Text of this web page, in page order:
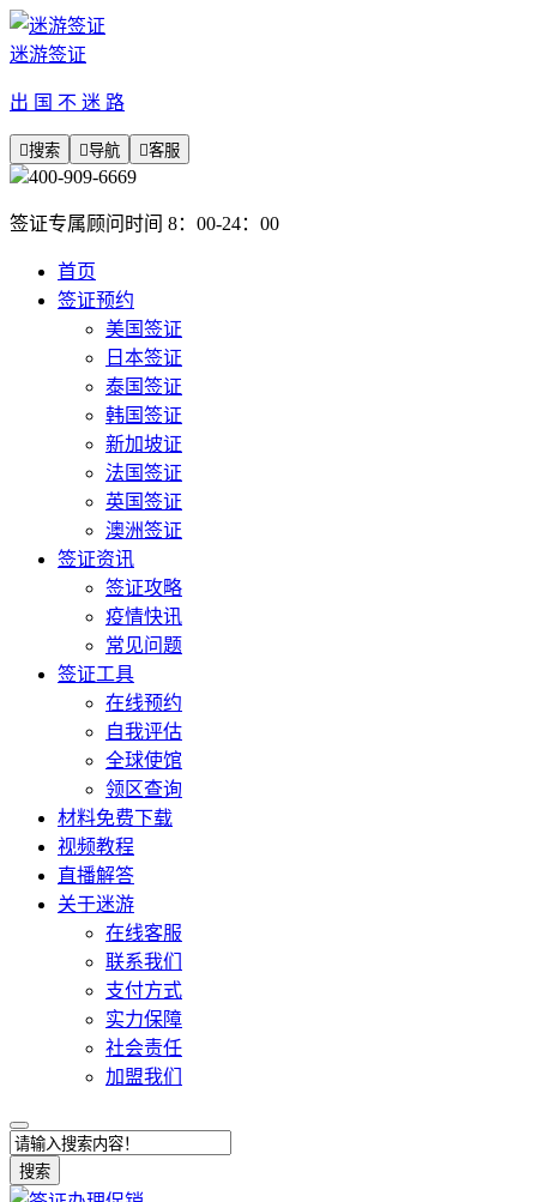
迷游签证
出 国 不 迷 路
搜索 导航 客服
400-909-6669
签证专属顾问时间 8：00-24：00
首页
签证预约
美国签证
日本签证
泰国签证
韩国签证
新加坡证
法国签证
英国签证
澳洲签证
签证资讯
签证攻略
疫情快讯
常见问题
签证工具
在线预约
自我评估
全球使馆
领区查询
材料免费下载
视频教程
直播解答
关于迷游
在线客服
联系我们
支付方式
实力保障
社会责任
加盟我们
搜索